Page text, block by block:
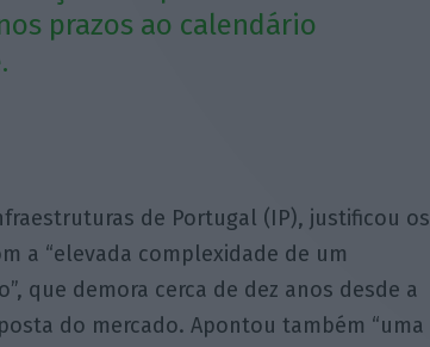
prazos ao calendário
de Portugal (IP), justificou os
a “elevada complexidade de um
que demora cerca de dez anos desde a
do mercado. Apontou também “uma